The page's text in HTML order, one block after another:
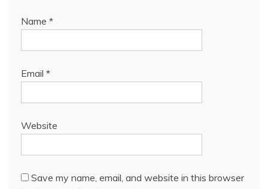
Name *
Email *
Website
Save my name, email, and website in this browser